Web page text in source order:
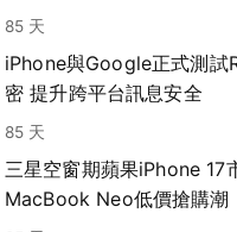
85 天
iPhone與Google正式測試
密 提升跨平台訊息安全
85 天
三星空窗期蘋果iPhone 17
MacBook Neo低價搶購潮